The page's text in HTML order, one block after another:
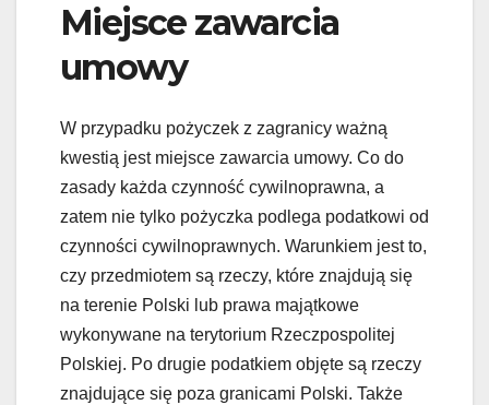
Miejsce zawarcia
umowy
W przypadku pożyczek z zagranicy ważną
kwestią jest miejsce zawarcia umowy. Co do
zasady każda czynność cywilnoprawna, a
zatem nie tylko pożyczka podlega podatkowi od
czynności cywilnoprawnych. Warunkiem jest to,
czy przedmiotem są rzeczy, które znajdują się
na terenie Polski lub prawa majątkowe
wykonywane na terytorium Rzeczpospolitej
Polskiej. Po drugie podatkiem objęte są rzeczy
znajdujące się poza granicami Polski. Także